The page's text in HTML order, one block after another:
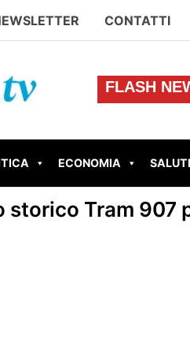
CONTATTI
FLASH
di euro per lo sviluppo dei
ECONOMIA
storico Tram 907